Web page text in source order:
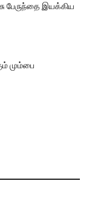
பேருந்தை இயக்கிய
மும்பை